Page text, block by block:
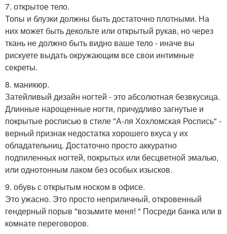
7. открытое тело.
Топы и блузки должны быть достаточно плотными. На
них может быть декольте или открытый рукав, но через
ткань не должно быть видно ваше тело - иначе вы
рискуете выдать окружающим все свои интимные
секреты.
8. маникюр.
Затейливый дизайн ногтей - это абсолютная безвкусица.
Длинные нарощенные ногти, причудливо загнутые и
покрытые росписью в стиле "А-ля Хохломская Роспись" -
верный признак недостатка хорошего вкуса у их
обладательниц. Достаточно просто аккуратно
подпиленных ногтей, покрытых или бесцветной эмалью,
или однотонным лаком без особых изысков.
9. обувь с открытым носком в офисе.
Это ужасно. Это просто неприличный, откровенный
гендерный порыв "возьмите меня! " Посреди банка или в
комнате переговоров.